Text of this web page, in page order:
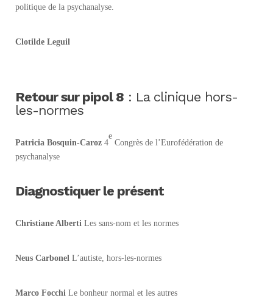
politique de la psychanalyse.
Clotilde Leguil
Retour sur pipol 8 : La clinique hors-
les-normes
Patricia Bosquin-Caroz 4
e
Congrès de l’Eurofédération de
psychanalyse
Diagnostiquer le présent
Christiane Alberti Les sans-nom et les normes
Neus Carbonel L’autiste, hors-les-normes
Marco Focchi Le bonheur normal et les autres